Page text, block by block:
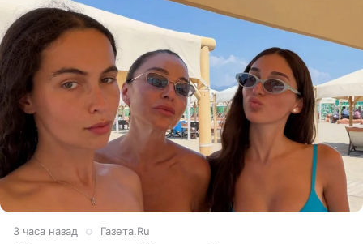
3 часа назад Газета.Ru